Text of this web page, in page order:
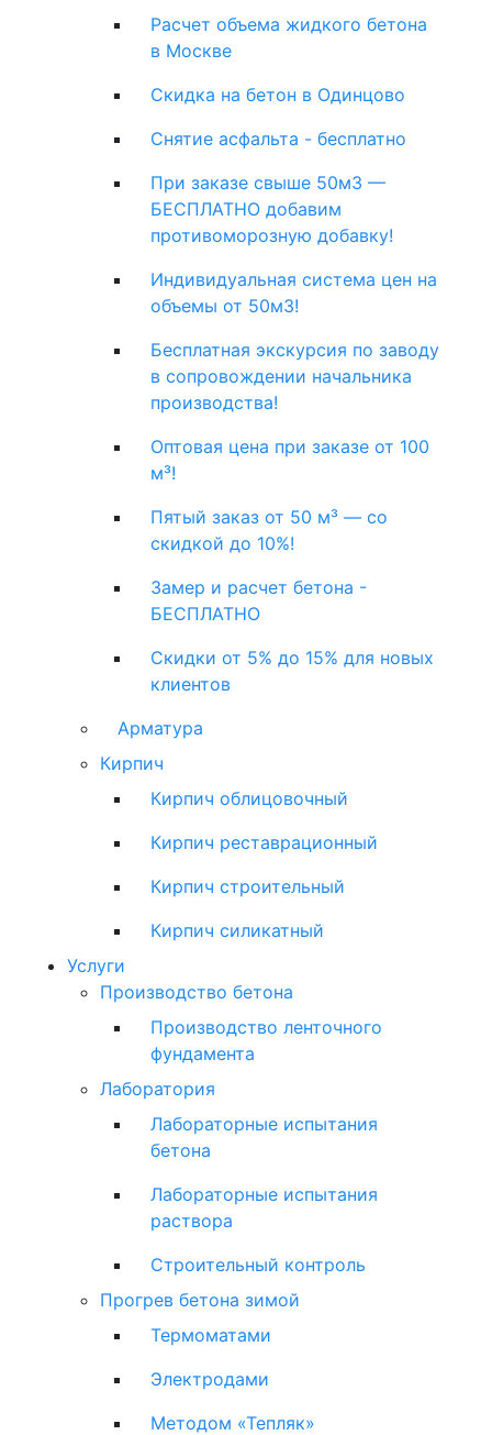
Расчет объема жидкого бетона
в Москве
Скидка на бетон в Одинцово
Снятие асфальта - бесплатно
При заказе свыше 50м3 —
БЕСПЛАТНО добавим
противоморозную добавку!
Индивидуальная система цен на
объемы от 50м3!
Бесплатная экскурсия по заводу
в сопровождении начальника
производства!
Оптовая цена при заказе от 100
м³!
Пятый заказ от 50 м³ — со
скидкой до 10%!
Замер и расчет бетона -
БЕСПЛАТНО
Скидки от 5% до 15% для новых
клиентов
Арматура
Кирпич
Кирпич облицовочный
Кирпич реставрационный
Кирпич строительный
Кирпич силикатный
Услуги
Производство бетона
Производство ленточного
фундамента
Лаборатория
Лабораторные испытания
бетона
Лабораторные испытания
раствора
Строительный контроль
Прогрев бетона зимой
Термоматами
Электродами
Методом «Тепляк»